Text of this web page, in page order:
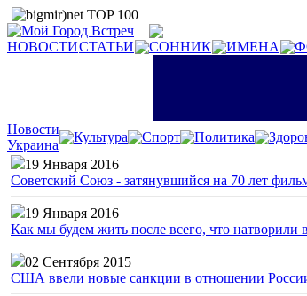
НОВОСТИСТАТЬИ СОННИК ИМЕНА
Новости
Украина
Культура Спорт Политика
19 Января 2016
Советский Союз - затянувшийся на 70 лет
19 Января 2016
Как мы будем жить после всего, что
02 Сентября 2015
США ввели новые санкции в отношении